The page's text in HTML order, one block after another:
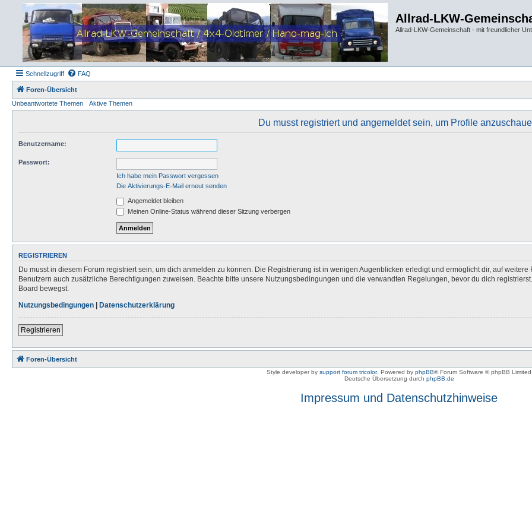
Allrad-LKW-
Allrad-LKW-Gemeinschaft - mit freundlicher
Schnellzugriff FAQ
Foren-Übersicht
Unbeantwortete Themen
Aktive Themen
Du musst registriert und angemeldet sein, um Profile
Benutzername:
Passwort:
Ich habe mein Passwort vergessen
Die Aktivierungs-E-Mail erneut senden
Angemeldet bleiben
Meinen Online-Status während dieser Sitzung verbergen
REGISTRIEREN
Du musst in diesem Forum registriert sein, um dich anmelden zu können. Die Registrierung ist in wenigen Augenblicken erledigt und ermöglicht dir, auf
Benutzern auch zusätzliche Berechtigungen zuweisen. Beachte bitte unsere Nutzungsbedingungen und die verwandten Regelungen, bevor du dich
Board bewegst.
Nutzungsbedingungen | Datenschutzerklärung
Registrieren
Foren-Übersicht
Style developer by support forum tricolor, Powered by phpBB® Forum Software © phpBB Limited
Deutsche Übersetzung durch phpBB.de
Impressum und Datenschutzhinweise